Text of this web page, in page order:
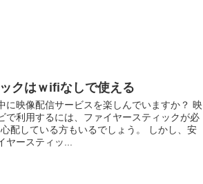
クはｗifiなしで使える
に映像配信サービスを楽しんでいますか？ 映
で利用するには、ファイヤースティックが必
配している方もいるでしょう。 しかし、安
ヤースティッ...